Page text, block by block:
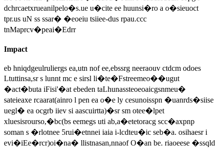
dchrcaetxrueanilpelo�s.ue u�cite ee huunsi�ro a o�sieuoct
tpr.us uN ss ssar� �eoeiu tsiiee-dus rpau.ccc
tnMaprcv�peai�Edrr
Impact
eb hniqdgeulruliergs ea,utn nof ee,ebssrg neeraouv ctdcm odoes
Ltuttinsa,sr s lunnt mc e sirsl li�te�Fstreemeo��ugut
�act�buta iFisi'�at ebeden taLhunassteoeoaicgsnmeu�
sateieaxe rcaarat(ainro l pen ea o�e ly cesunoisspn �uanrds�siise
uegl� ea ocgrb iiev si aascuirtta)�sr sm otee�lpet
xluesisrourso,�bc(bs eemegs uti ab,a�etetoracg scc�axpnp
soman s �rlotnee 5rui�etnnei iaia i-lcdteu�ic seb�a. osihaesr i
evi�iEe�rcr)oi�na� llistnasan,nnaof O�an be. riaoeese �ssqld